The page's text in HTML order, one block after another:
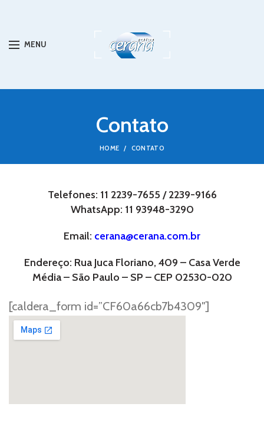
MENU
Contato
HOME CONTATO
Telefones: 11 2239-7655 / 2239-9166
WhatsApp: 11 93948-3290
Email: cerana@cerana.com.br
Endereço: Rua Juca Floriano, 409 – Casa Verde
Média – São Paulo – SP – CEP 02530-020
[caldera_form id=”CF60a66cb7b4309″]